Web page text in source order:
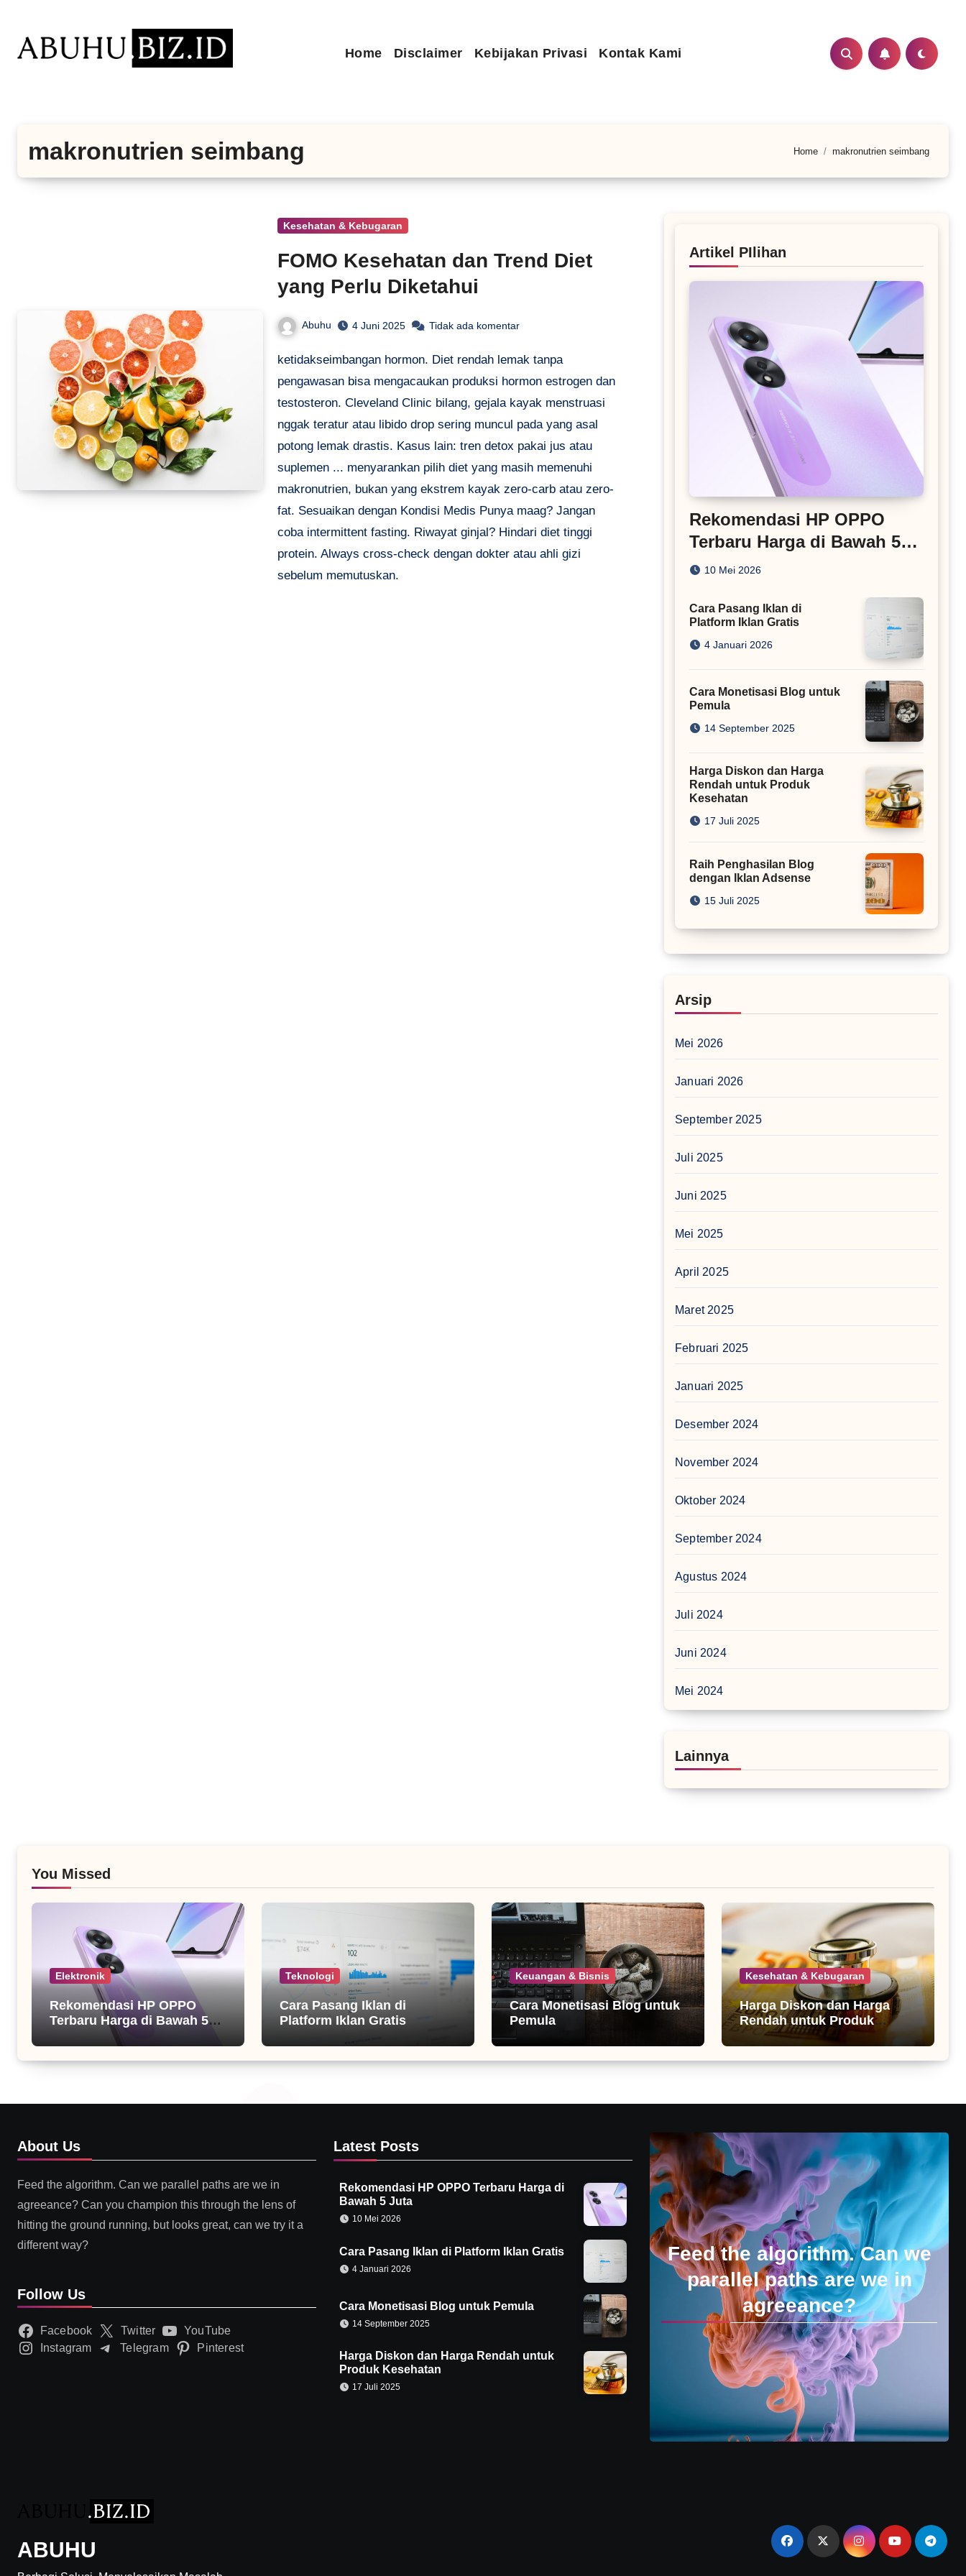
konten
Home Disclaimer Kebijakan Privasi Kontak Kami
makronutrien seimbang Home makronutrien seimbang
Kesehatan & Kebugaran
FOMO Kesehatan dan Trend Diet
yang Perlu Diketahui
Abuhu 4 Juni 2025 Tidak ada komentar
ketidakseimbangan hormon. Diet rendah lemak tanpa
pengawasan bisa mengacaukan produksi hormon estrogen dan
testosteron. Cleveland Clinic bilang, gejala kayak menstruasi
nggak teratur atau libido drop sering muncul pada yang asal
potong lemak drastis. Kasus lain: tren detox pakai jus atau
suplemen ... menyarankan pilih diet yang masih memenuhi
makronutrien, bukan yang ekstrem kayak zero-carb atau zero-
fat. Sesuaikan dengan Kondisi Medis Punya maag? Jangan
coba intermittent fasting. Riwayat ginjal? Hindari diet tinggi
protein. Always cross-check dengan dokter atau ahli gizi
sebelum memutuskan.
Artikel PIlihan
Rekomendasi HP OPPO
Terbaru Harga di Bawah 5
Juta
10 Mei 2026
Cara Pasang Iklan di
Platform Iklan Gratis
4 Januari 2026
Cara Monetisasi Blog untuk
Pemula
14 September 2025
Harga Diskon dan Harga
Rendah untuk Produk
Kesehatan
17 Juli 2025
Raih Penghasilan Blog
dengan Iklan Adsense
15 Juli 2025
Arsip
Mei 2026
Januari 2026
September 2025
Juli 2025
Juni 2025
Mei 2025
April 2025
Maret 2025
Februari 2025
Januari 2025
Desember 2024
November 2024
Oktober 2024
September 2024
Agustus 2024
Juli 2024
Juni 2024
Mei 2024
Lainnya
You Missed
Elektronik
Rekomendasi HP OPPO
Terbaru Harga di Bawah 5
Teknologi
Cara Pasang Iklan di
Platform Iklan Gratis
Keuangan & Bisnis
Cara Monetisasi Blog untuk
Pemula
Kesehatan & Kebugaran
Harga Diskon dan Harga
Rendah untuk Produk
Kesehatan
About Us
Feed the algorithm. Can we parallel paths are we in
agreeance? Can you champion this through the lens of
hitting the ground running, but looks great, can we try it a
different way?
Follow Us
Facebook Twitter
YouTube
Instagram
Telegram Pinterest
Latest Posts
Rekomendasi HP OPPO Terbaru Harga di
Bawah 5 Juta
10 Mei 2026
Cara Pasang Iklan di Platform Iklan Gratis
4 Januari 2026
Cara Monetisasi Blog untuk Pemula
14 September 2025
Harga Diskon dan Harga Rendah untuk
Produk Kesehatan
17 Juli 2025
Feed the algorithm. Can we
parallel paths are we in
agreeance?
ABUHU